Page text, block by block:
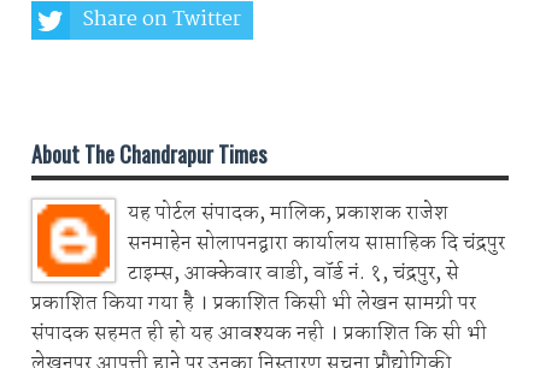
Share on Twitter
About The Chandrapur Times
यह पोर्टल संपादक, मालिक, प्रकाशक राजेश
सनमाहेन सोलापनद्वारा कार्यालय साप्ताहिक दि चंद्रपुर
टाइम्स, आक्केवार वाडी, वॉर्ड नं. १, चंद्रपुर, से
प्रकाशित किया गया है । प्रकाशित किसी भी लेखन सामग्री पर
संपादक सहमत ही हो यह आवश्यक नही । प्रकाशित कि सी भी